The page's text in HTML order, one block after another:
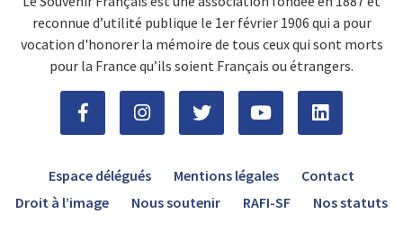
reconnue d’utilité publique le 1er février 1906 qui a pour
vocation d'honorer la mémoire de tous ceux qui sont morts
pour la France qu’ils soient Français ou étrangers.
Espace délégués Mentions légales
Contact
Droit à l’image
Nous soutenir RAFI-SF Nos statuts